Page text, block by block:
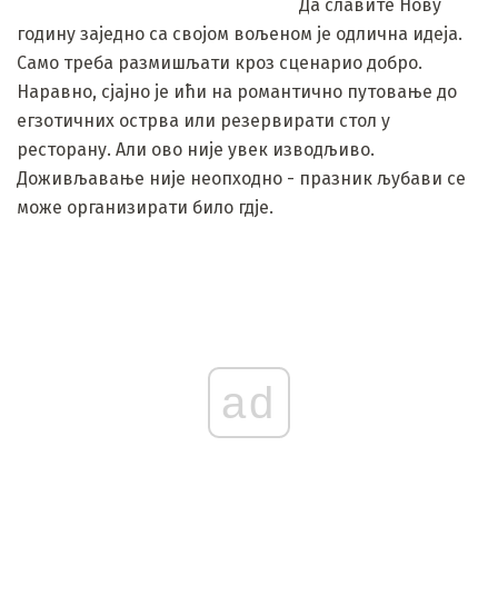
Да славите Нову
годину заједно са својом вољеном је одлична идеја.
Само треба размишљати кроз сценарио добро.
Наравно, сјајно је ићи на романтично путовање до
егзотичних острва или резервирати стол у
ресторану. Али ово није увек изводљиво.
Доживљавање није неопходно - празник љубави се
може организирати било гдје.
ad